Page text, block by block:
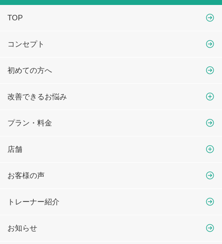
TOP
コンセプト
初めての方へ
改善できるお悩み
プラン・料金
店舗
お客様の声
トレーナー紹介
お知らせ